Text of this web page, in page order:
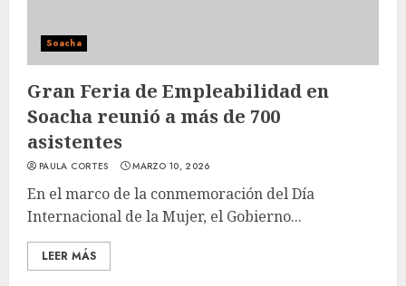
Soacha
Gran Feria de Empleabilidad en
Soacha reunió a más de 700
asistentes
PAULA CORTES MARZO 10, 2026
En el marco de la conmemoración del Día
Internacional de la Mujer, el Gobierno...
LEER MÁS